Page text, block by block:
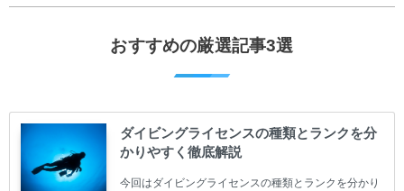
おすすめの厳選記事3選
ダイビングライセンスの種類とランクを分
かりやすく徹底解説
今回はダイビングライセンスの種類とランクを分かり